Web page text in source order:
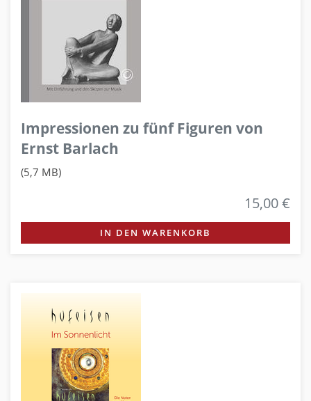
Impressionen zu fünf Figuren von
Ernst Barlach
(5,7 MB)
15,00 €
IN DEN WARENKORB